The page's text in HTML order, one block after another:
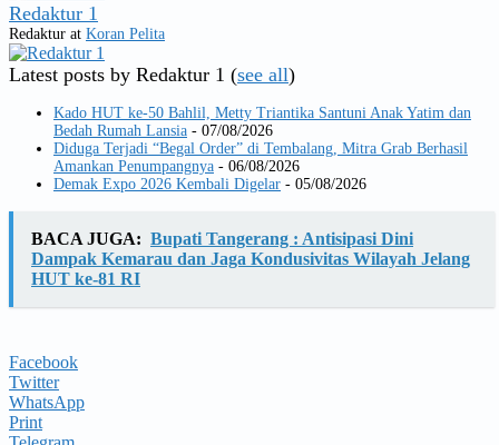
Redaktur 1
Redaktur at Koran Pelita
Latest posts by Redaktur 1 (see all)
Kado HUT ke-50 Bahlil, Metty Triantika Santuni Anak Yatim dan
Bedah Rumah Lansia - 07/08/2026
Diduga Terjadi “Begal Order” di Tembalang, Mitra Grab Berhasil
Amankan Penumpangnya - 06/08/2026
Demak Expo 2026 Kembali Digelar - 05/08/2026
BACA JUGA: Bupati Tangerang : Antisipasi Dini
Dampak Kemarau dan Jaga Kondusivitas Wilayah Jelang
HUT ke-81 RI
Facebook
Twitter
WhatsApp
Print